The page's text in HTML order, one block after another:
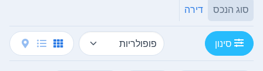
סוג הנכס דירה
סינון